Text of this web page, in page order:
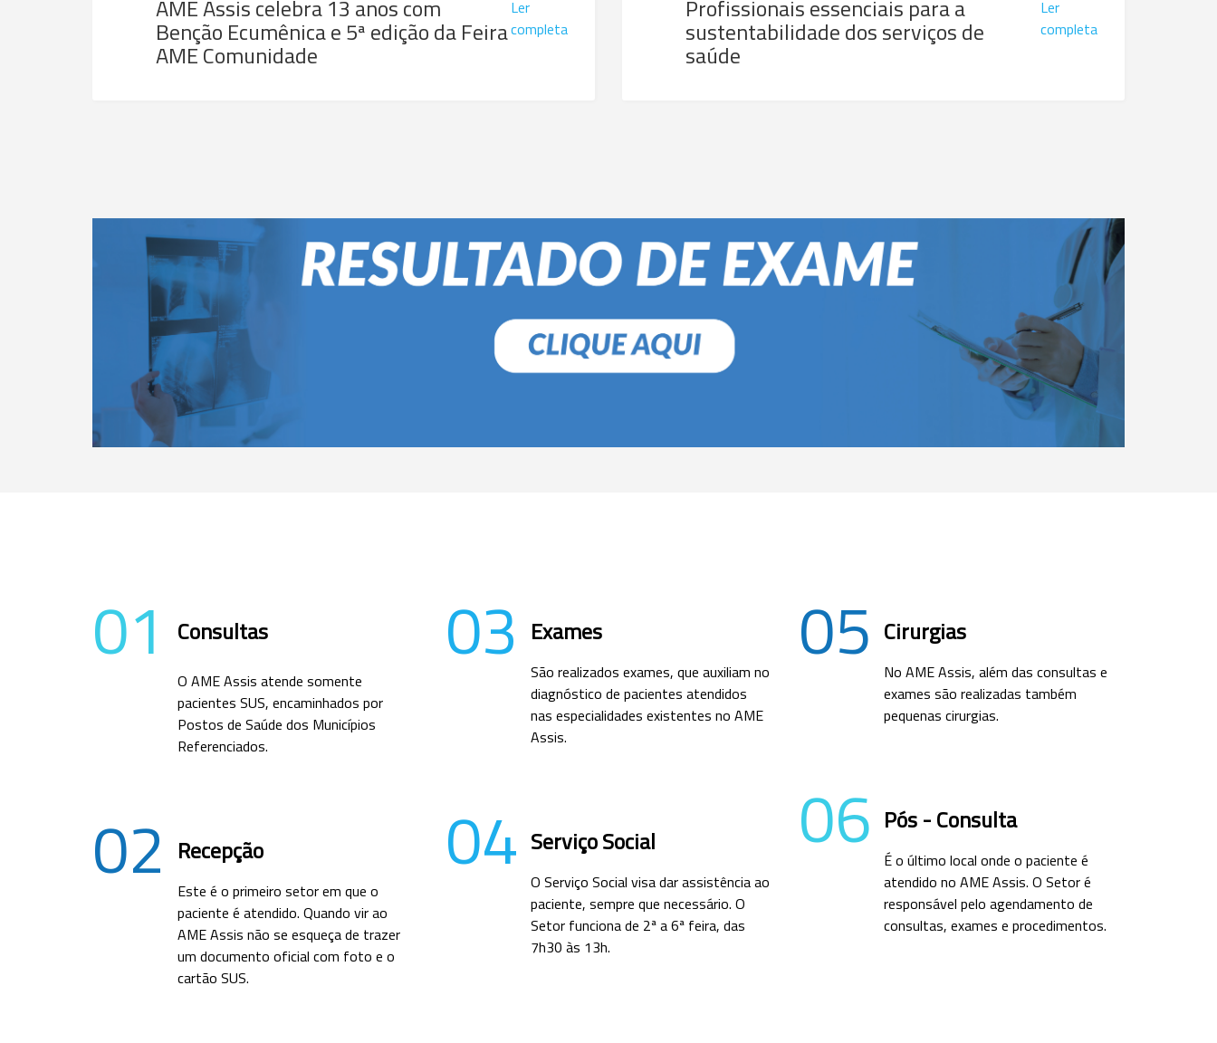
AME Assis celebra 13 anos com
Benção Ecumênica e 5ª edição da Feira
AME Comunidade
Ler
completa
Profissionais essenciais para a
sustentabilidade dos serviços de
saúde
Ler
completa
01 Consultas
O AME Assis atende somente
pacientes SUS, encaminhados por
Postos de Saúde dos Municípios
Referenciados.
02 Recepção
Este é o primeiro setor em que o
paciente é atendido. Quando vir ao
AME Assis não se esqueça de trazer
um documento oficial com foto e o
cartão SUS.
03 Exames
São realizados exames, que auxiliam no
diagnóstico de pacientes atendidos
nas especialidades existentes no AME
Assis.
04 Serviço Social
O Serviço Social visa dar assistência ao
paciente, sempre que necessário. O
Setor funciona de 2ª a 6ª feira, das
7h30 às 13h.
05 Cirurgias
No AME Assis, além das consultas e
exames são realizadas também
pequenas cirurgias.
06 Pós - Consulta
É o último local onde o paciente é
atendido no AME Assis. O Setor é
responsável pelo agendamento de
consultas, exames e procedimentos.